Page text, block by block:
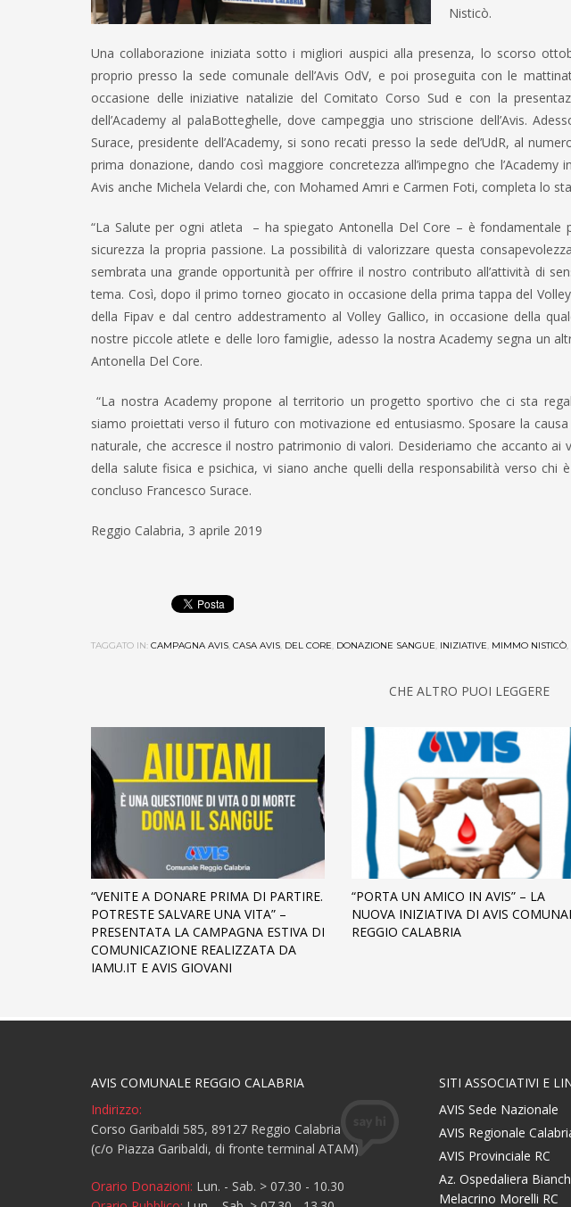
Nisticò.
Una collaborazione iniziata sotto i migliori auspici alla presenza, lo scorso
proprio presso la sede comunale dell’Avis OdV, e poi proseguita con le
occasione delle iniziative natalizie del Comitato Corso Sud e con la
dell’Academy al palaBotteghelle, dove campeggia uno striscione dell’Avis.
Surace, presidente dell’Academy, si sono recati presso la sede del’UdR, al
prima donazione, dando così maggiore concretezza all’impegno che l’Academy
Avis anche Michela Velardi che, con Mohamed Amri e Carmen Foti, completa lo
“La Salute per ogni atleta – ha spiegato Antonella Del Core – è
sicurezza la propria passione. La possibilità di valorizzare questa
sembrata una grande opportunità per offrire il nostro contributo all’attività di
tema. Così, dopo il primo torneo giocato in occasione della prima tappa del
della Fipav e dal centro addestramento al Volley Gallico, in occasione della
nostre piccole atlete e delle loro famiglie, adesso la nostra Academy segna un
Antonella Del Core.
“La nostra Academy propone al territorio un progetto sportivo che ci sta
siamo proiettati verso il futuro con motivazione ed entusiasmo. Sposare la
naturale, che accresce il nostro patrimonio di valori. Desideriamo che accanto ai
della salute fisica e psichica, vi siano anche quelli della responsabilità verso chi
concluso Francesco Surace.
Reggio Calabria, 3 aprile 2019
TAGGATO IN: CAMPAGNA AVIS, CASA AVIS, DEL CORE, DONAZIONE SANGUE, INIZIATIVE, MIMMO NISTICÒ,
CHE ALTRO PUOI LEGGERE
“VENITE A DONARE PRIMA DI PARTIRE.
POTRESTE SALVARE UNA VITA” –
PRESENTATA LA CAMPAGNA ESTIVA DI
COMUNICAZIONE REALIZZATA DA
IAMU.IT E AVIS GIOVANI
“PORTA UN AMICO IN AVIS” – LA
NUOVA INIZIATIVA DI AVIS
REGGIO CALABRIA
AVIS COMUNALE REGGIO CALABRIA
Indirizzo:
Corso Garibaldi 585, 89127 Reggio Calabria
(c/o Piazza Garibaldi, di fronte terminal ATAM)
Orario Donazioni: Lun. - Sab. > 07.30 - 10.30
SITI ASSOCIATIVI E
AVIS Sede Nazionale
AVIS Regionale
AVIS Provinciale RC
Az. Ospedaliera
Melacrino Morelli RC